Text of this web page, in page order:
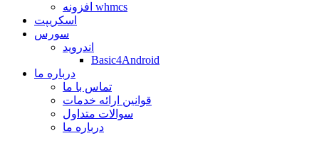
افزونه whmcs
اسکریپت
سورس
اندروید
Basic4Android
درباره ما
تماس با ما
قوانین ارائه خدمات
سوالات متداول
درباره ما